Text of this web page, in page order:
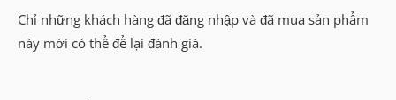
Chỉ những khách hàng đã đăng nhập và đã mua sản phẩm
này mới có thể để lại đánh giá.